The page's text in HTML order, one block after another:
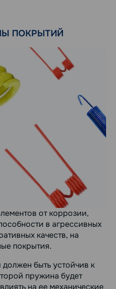
ПОКРЫТИЙ
от коррозии,
в агрессивных
качеств, на
покрытия.
быть устойчив к
пружина будет
на ее механические